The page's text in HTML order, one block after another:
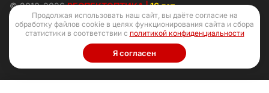
© 2010-2026РЕСПЕКТОПТИКА |16 лет
Конфиденциальность
Продолжая использовать наш сайт, вы даёте согласие на
обработку файлов cookie в целях функционирования сайта и сбора
статистики в соответствии с политикой конфиденциальности
Я согласен